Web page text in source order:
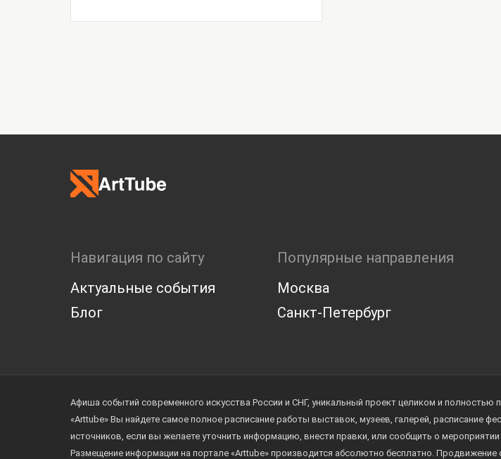
Навигация по сайту
Актуальные события
Блог
Популярные направления
Москва
Санкт-Петербург
Афиша событий современного искусства России и СНГ, уникальный проект целиком и полностью
«Arttube» Вы найдете самое полное расписание работы выставок, музеев, галерей, расписание
источников, если вы желаете уточнить информацию, внести правки, или сообщить о
Размещение информации на портале «Arttube» производится абсолютно бесплатно.